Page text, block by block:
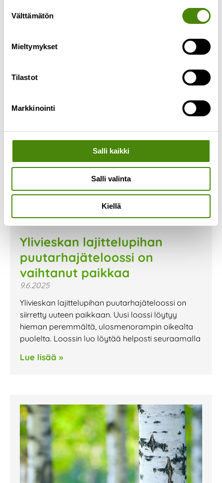
valinta
Välttämätön
Mieltymykset
Tilastot
Markkinointi
Salli kaikki
Salli valinta
Kiellä
levitetään nurmikolle. Mutta mitä jos tänä kesänä
kevennettäisiin myös jätteen määrää? Pienillä
Lue lisää »
Ylivieskan lajittelupihan
puutarhajäteloossi on
vaihtanut paikkaa
9.6.2025
Ylivieskan lajittelupihan puutarhajäteloossi on
siirretty uuteen paikkaan. Uusi loossi löytyy
hieman peremmältä, ulosmenorampin oikealta
puolelta. Loossin luo löytää helposti seuraamalla
Lue lisää »